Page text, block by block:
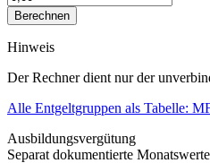
Berechnen
Hinweis
Der Rechner dient nur der
Alle Entgeltgruppen als Tabelle:
Ausbildungsvergütung
Separat dokumentierte